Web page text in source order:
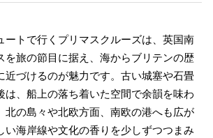
ートで行くプリマスクルーズは、英国南
を旅の節目に据え、海からブリテンの歴
近づけるのが魅力です。古い城塞や石畳
は、船上の落ち着いた空間で余韻を味わ
北の島々や北欧方面、南欧の港へも広が
い海岸線や文化の香りを少しずつつまみ